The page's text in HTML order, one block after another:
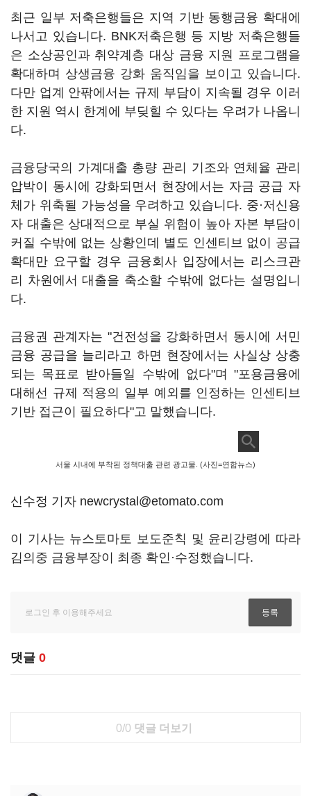
최근 일부 저축은행들은 지역 기반 동행금융 확대에
나서고 있습니다. BNK저축은행 등 지방 저축은행들
은 소상공인과 취약계층 대상 금융 지원 프로그램을
확대하며 상생금융 강화 움직임을 보이고 있습니다.
다만 업계 안팎에서는 규제 부담이 지속될 경우 이러
한 지원 역시 한계에 부딪힐 수 있다는 우려가 나옵니
다.
금융당국의 가계대출 총량 관리 기조와 연체율 관리
압박이 동시에 강화되면서 현장에서는 자금 공급 자
체가 위축될 가능성을 우려하고 있습니다. 중·저신용
자 대출은 상대적으로 부실 위험이 높아 자본 부담이
커질 수밖에 없는 상황인데 별도 인센티브 없이 공급
확대만 요구할 경우 금융회사 입장에서는 리스크관
리 차원에서 대출을 축소할 수밖에 없다는 설명입니
다.
금융권 관계자는 "건전성을 강화하면서 동시에 서민
금융 공급을 늘리라고 하면 현장에서는 사실상 상충
되는 목표로 받아들일 수밖에 없다"며 "포용금융에
대해선 규제 적용의 일부 예외를 인정하는 인센티브
기반 접근이 필요하다"고 말했습니다.
서울 시내에 부착된 정책대출 관련 광고물. (사진=연합뉴스)
신수정 기자 newcrystal@etomato.com
이 기사는 뉴스토마토 보도준칙 및 윤리강령에 따라
김의중 금융부장이 최종 확인·수정했습니다.
댓글 0
0/0 댓글 더보기